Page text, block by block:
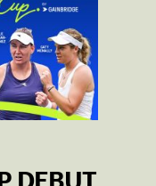
DEBUT